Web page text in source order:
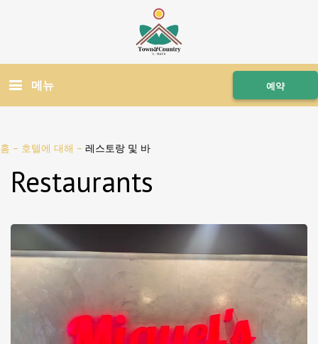
메뉴 예약
홈 – 호텔에 대해 – 레스토랑 및 바
Restaurants